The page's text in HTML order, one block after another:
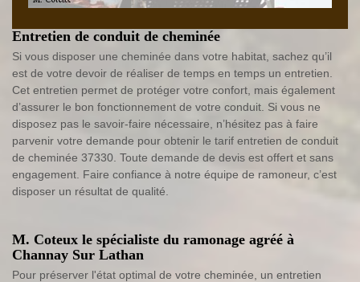
Entretien de conduit de cheminée
Si vous disposer une cheminée dans votre habitat, sachez qu’il
est de votre devoir de réaliser de temps en temps un entretien.
Cet entretien permet de protéger votre confort, mais également
d’assurer le bon fonctionnement de votre conduit. Si vous ne
disposez pas le savoir-faire nécessaire, n’hésitez pas à faire
parvenir votre demande pour obtenir le tarif entretien de conduit
de cheminée 37330. Toute demande de devis est offert et sans
engagement. Faire confiance à notre équipe de ramoneur, c’est
disposer un résultat de qualité.
M. Coteux le spécialiste du ramonage agréé à
Channay Sur Lathan
Pour préserver l'état optimal de votre cheminée, un entretien